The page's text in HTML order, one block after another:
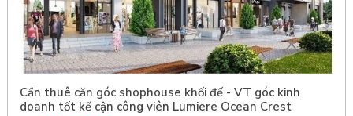
Cần thuê căn góc shophouse khối đế - VT góc kinh
doanh tốt kế cận công viên Lumiere Ocean Crest